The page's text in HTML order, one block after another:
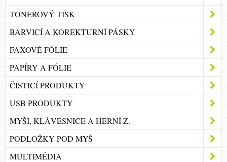
TONEROVÝ TISK
BARVICÍ A KOREKTURNÍ PÁSKY
FAXOVÉ FÓLIE
PAPÍRY A FÓLIE
ČISTICÍ PRODUKTY
USB PRODUKTY
MYŠI, KLÁVESNICE A HERNÍ Z.
PODLOŽKY POD MYŠ
MULTIMÉDIA